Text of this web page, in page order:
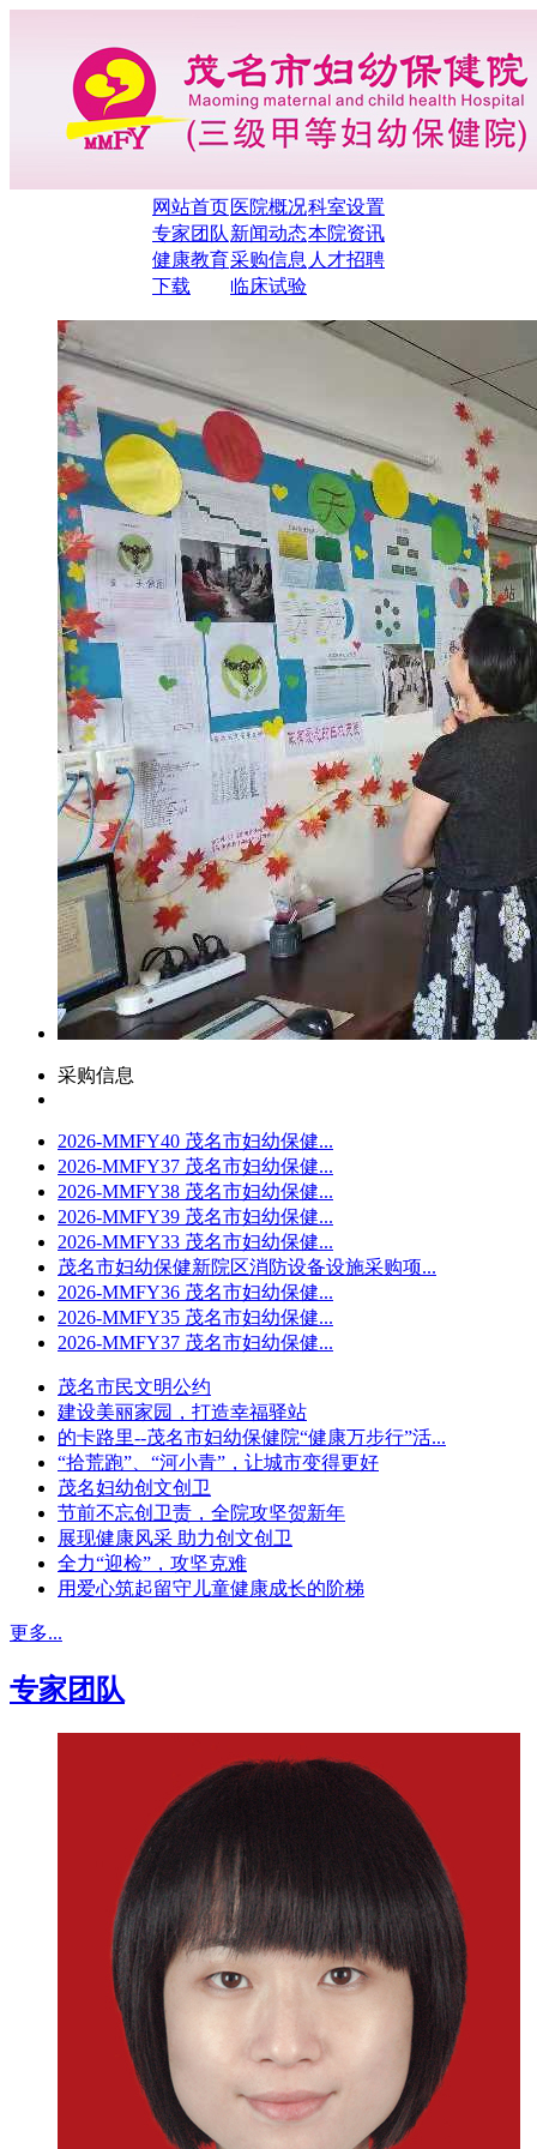
网站首页医院概况科室设置
专家团队 新闻动态本院资讯
健康教育采购信息 人才招聘
下载
临床试验
采购信息
2026-MMFY40 茂名市妇幼保健...
2026-MMFY37 茂名市妇幼保健...
2026-MMFY38 茂名市妇幼保健...
2026-MMFY39 茂名市妇幼保健...
2026-MMFY33 茂名市妇幼保健...
茂名市妇幼保健新院区消防设备设施采购项...
2026-MMFY36 茂名市妇幼保健...
2026-MMFY35 茂名市妇幼保健...
2026-MMFY37 茂名市妇幼保健...
茂名市民文明公约
建设美丽家园，打造幸福驿站
的卡路里--茂名市妇幼保健院“健康万步行”活...
“拾荒跑”、“河小青”，让城市变得更好
茂名妇幼创文创卫
节前不忘创卫责，全院攻坚贺新年
展现健康风采 助力创文创卫
全力“迎检”，攻坚克难
用爱心筑起留守儿童健康成长的阶梯
更多...
专家团队